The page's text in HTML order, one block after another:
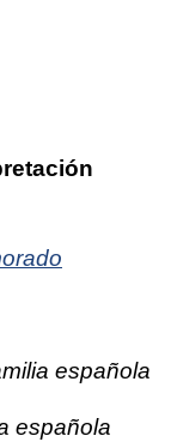
española
española